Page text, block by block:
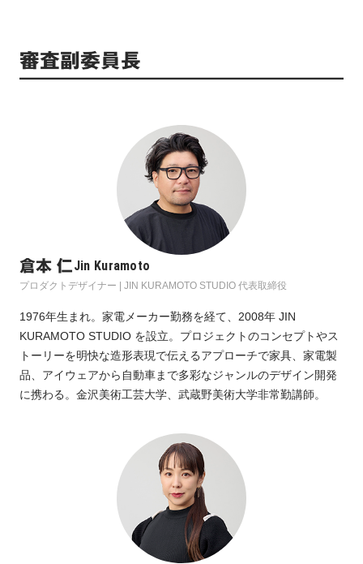
倉本 仁Jin Kuramoto
プロダクトデザイナー | JIN KURAMOTO STUDIO 代表取締役
1976年生まれ。家電メーカー勤務を経て、2008年 JIN
KURAMOTO STUDIO を設立。プロジェクトのコンセプトやス
トーリーを明快な造形表現で伝えるアプローチで家具、家電製
品、アイウェアから自動車まで多彩なジャンルのデザイン開発
に携わる。金沢美術工芸大学、武蔵野美術大学非常勤講師。